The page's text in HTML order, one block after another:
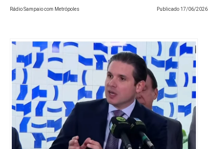
Rádio Sampaio com Metrópoles Publicado 17/06/2026